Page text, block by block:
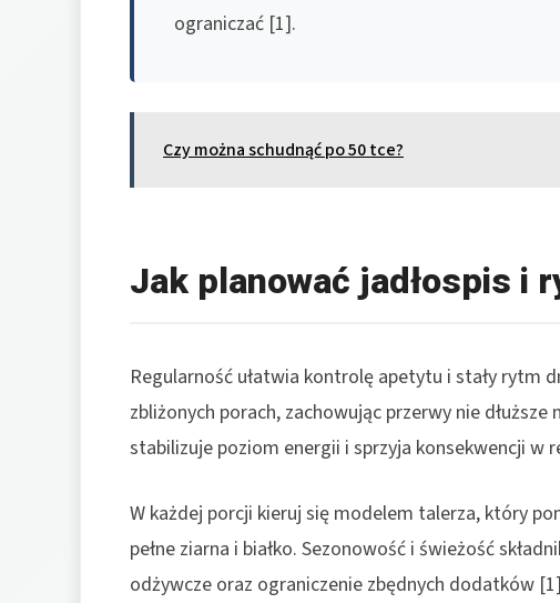
ograniczać [1].
Czy można schudnąć po 50 tce?
Jak planować jadłospis i
Regularność ułatwia kontrolę apetytu i stały rytm
zbliżonych porach, zachowując przerwy nie
stabilizuje poziom energii i sprzyja konsekwencji w
W każdej porcji kieruj się modelem talerza, który
pełne ziarna i białko. Sezonowość i świeżość
odżywcze oraz ograniczenie zbędnych dodatków